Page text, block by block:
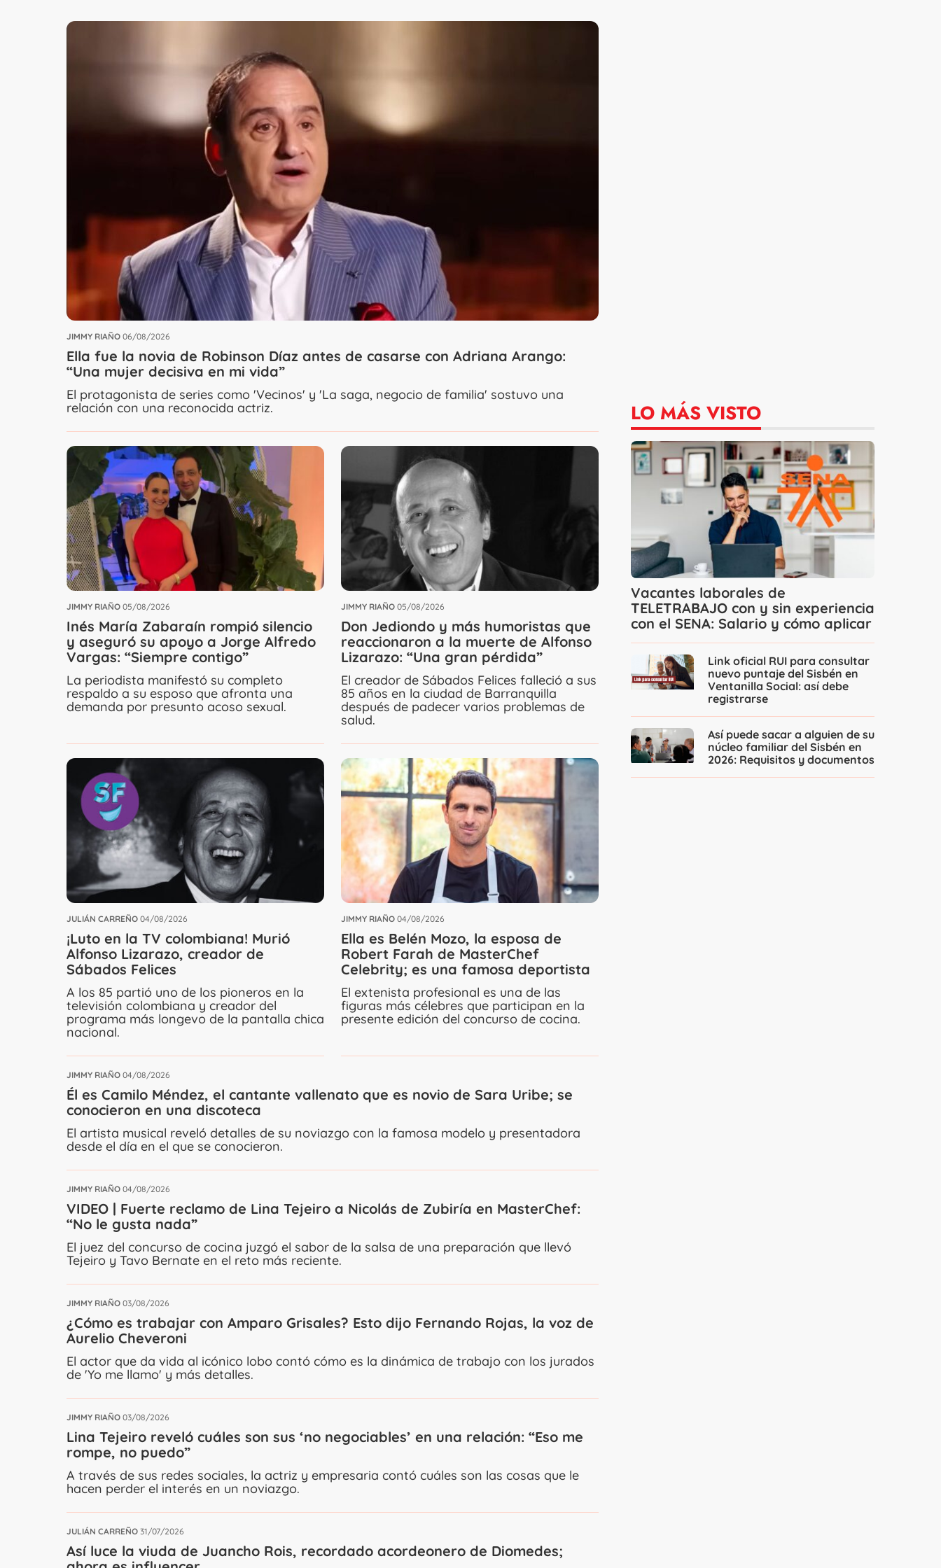
JIMMY RIAÑO 06/08/2026
Ella fue la novia de Robinson Díaz antes de casarse con Adriana Arango:
“Una mujer decisiva en mi vida”
El protagonista de series como 'Vecinos' y 'La saga, negocio de familia' sostuvo una
relación con una reconocida actriz.
JIMMY RIAÑO 05/08/2026
Inés María Zabaraín rompió silencio
y aseguró su apoyo a Jorge Alfredo
Vargas: “Siempre contigo”
La periodista manifestó su completo
respaldo a su esposo que afronta una
demanda por presunto acoso sexual.
JIMMY RIAÑO 05/08/2026
Don Jediondo y más humoristas que
reaccionaron a la muerte de Alfonso
Lizarazo: “Una gran pérdida”
El creador de Sábados Felices falleció a sus
85 años en la ciudad de Barranquilla
después de padecer varios problemas de
salud.
JULIÁN CARREÑO 04/08/2026
¡Luto en la TV colombiana! Murió
Alfonso Lizarazo, creador de
Sábados Felices
A los 85 partió uno de los pioneros en la
televisión colombiana y creador del
programa más longevo de la pantalla chica
nacional.
JIMMY RIAÑO 04/08/2026
Ella es Belén Mozo, la esposa de
Robert Farah de MasterChef
Celebrity; es una famosa deportista
El extenista profesional es una de las
figuras más célebres que participan en la
presente edición del concurso de cocina.
JIMMY RIAÑO 04/08/2026
Él es Camilo Méndez, el cantante vallenato que es novio de Sara Uribe; se
conocieron en una discoteca
El artista musical reveló detalles de su noviazgo con la famosa modelo y presentadora
desde el día en el que se conocieron.
JIMMY RIAÑO 04/08/2026
VIDEO | Fuerte reclamo de Lina Tejeiro a Nicolás de Zubiría en MasterChef:
“No le gusta nada”
El juez del concurso de cocina juzgó el sabor de la salsa de una preparación que llevó
Tejeiro y Tavo Bernate en el reto más reciente.
JIMMY RIAÑO 03/08/2026
¿Cómo es trabajar con Amparo Grisales? Esto dijo Fernando Rojas, la voz de
Aurelio Cheveroni
El actor que da vida al icónico lobo contó cómo es la dinámica de trabajo con los jurados
de 'Yo me llamo' y más detalles.
JIMMY RIAÑO 03/08/2026
Lina Tejeiro reveló cuáles son sus ‘no negociables’ en una relación: “Eso me
rompe, no puedo”
A través de sus redes sociales, la actriz y empresaria contó cuáles son las cosas que le
hacen perder el interés en un noviazgo.
JULIÁN CARREÑO 31/07/2026
Así luce la viuda de Juancho Rois, recordado acordeonero de Diomedes;
LO MÁS VISTO
Vacantes laborales de
TELETRABAJO con y sin experiencia
con el SENA: Salario y cómo aplicar
Link oficial RUI para consultar
nuevo puntaje del Sisbén en
Ventanilla Social: así debe
registrarse
Así puede sacar a alguien de su
núcleo familiar del Sisbén en
2026: Requisitos y documentos